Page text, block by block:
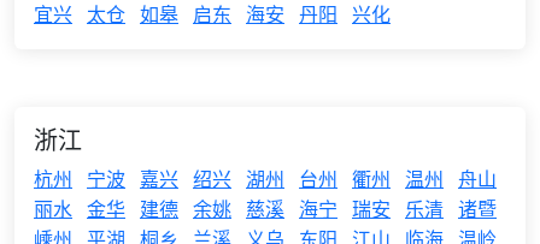
宜兴 太仓 如皋 启东 海安 丹阳 兴化
浙江
杭州 宁波 嘉兴 绍兴 湖州 台州 衢州 温州 舟山
丽水 金华 建德 余姚 慈溪 海宁 瑞安 乐清 诸暨